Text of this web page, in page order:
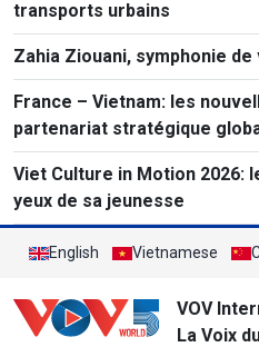
transports urbains
Zahia Ziouani, symphonie
France – Vietnam: les
partenariat stratégique
Viet Culture in Motion 2026:
yeux de sa jeunesse
English Vietnamese
VOV
La Voix